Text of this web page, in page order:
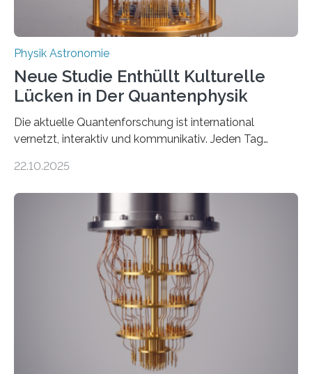
Physik Astronomie
Neue Studie Enthüllt Kulturelle
Lücken in Der Quantenphysik
Die aktuelle Quantenforschung ist international
vernetzt, interaktiv und kommunikativ. Jeden Tag
oft von Autor*innen, die eng zusammenarbeiten. Neue
werden schnell weiterentwickelt. Dies ist der Alltag in
der Forschung der Quantentheorie, die dieses Jahr 100
Jahre alt geworden ist, weshalb die UNESCO 2025 zum
Internationalen Jahr der Quantenwissenschaft und -
technologie ausgerufen hat. Doch nun hat eine
internationale Forschungsgruppe um den
22.10.2025